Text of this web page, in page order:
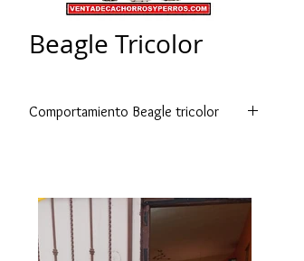
Beagle Tricolor
Comportamiento Beagle tricolor
agresivos, así como también
tímidos.Les gusta mucho estar en
compañía de las personas, aunque